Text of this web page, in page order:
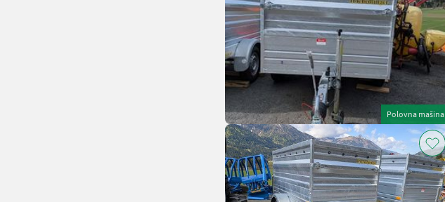
Polovna mašina